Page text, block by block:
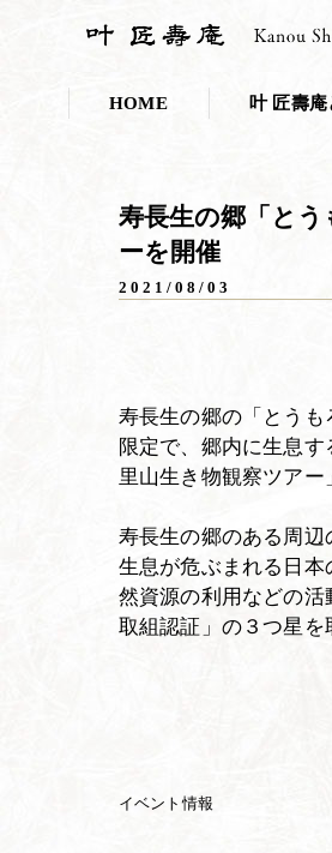
HOME 叶 匠壽庵
採用情報
ニホンミ
100年の
寿長生の郷「と
ーを開催
2021/08/03
寿長生の郷の「とう
限定で、郷内に生息
里山生き物観察ツアー
寿長生の郷のある周
生息が危ぶまれる日
然資源の利用などの活
取組認証」の３つ星を
イベント情報